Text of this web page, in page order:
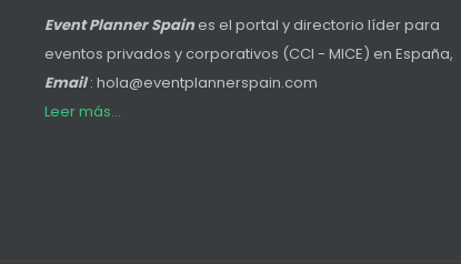
Event Planner Spaines el portal y directorio líder para
eventos privados y corporativos (CCI - MICE) en España,
Email: hola@eventplannerspain.com
Leer más...